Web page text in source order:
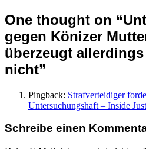
One thought on “
gegen Könizer
überzeugt
nicht”
Pingback: Strafverteidiger
Untersuchungshaft – Inside
Schreibe einen